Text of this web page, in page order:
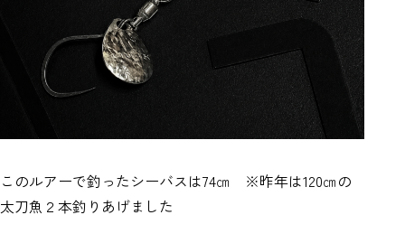
このルアーで釣ったシーバスは74㎝ ※昨年は120㎝の
太刀魚２本釣りあげました